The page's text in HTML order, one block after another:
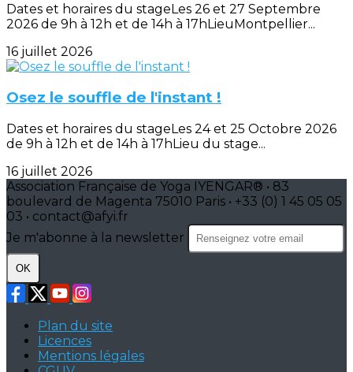
Dates et horaires du stageLes 26 et 27 Septembre
2026 de 9h à 12h et de 14h à 17hLieuMontpellier...
16 juillet 2026
Osez le souffle de l'instant !
Dates et horaires du stageLes 24 et 25 Octobre 2026
de 9h à 12h et de 14h à 17hLieu du stage...
16 juillet 2026
Association Française de Yoga IYENGAR® • 83
boulevard de Magenta 75010 Paris • +33 (0) 1 45 05 05
03 • contact@afyi.fr
Je m'abonne à la newsletter
OK
Plan du site
Licences
Mentions légales